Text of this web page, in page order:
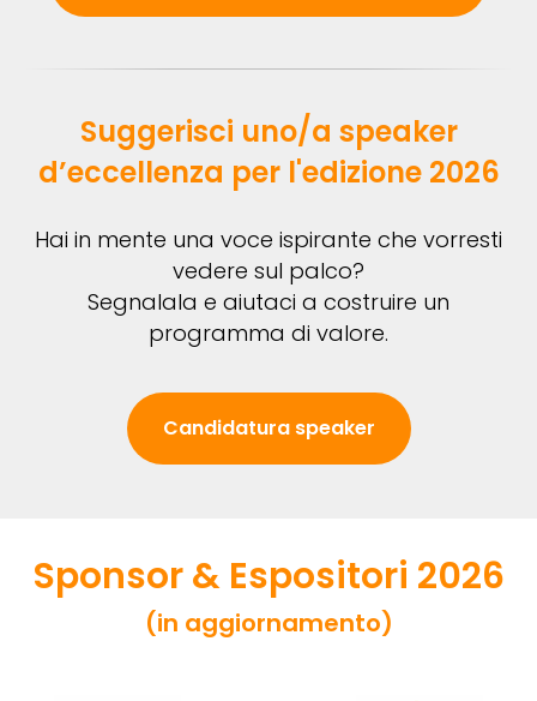
Suggerisci uno/a speaker
d’eccellenza per l'edizione 2026
Hai in mente una voce ispirante che vorresti
vedere sul palco?
Segnalala e aiutaci a costruire un
programma di valore.
Candidatura speaker
Sponsor & Espositori 2026
(in aggiornamento)